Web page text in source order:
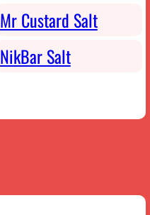
Mr Custard Salt
NikBar Salt